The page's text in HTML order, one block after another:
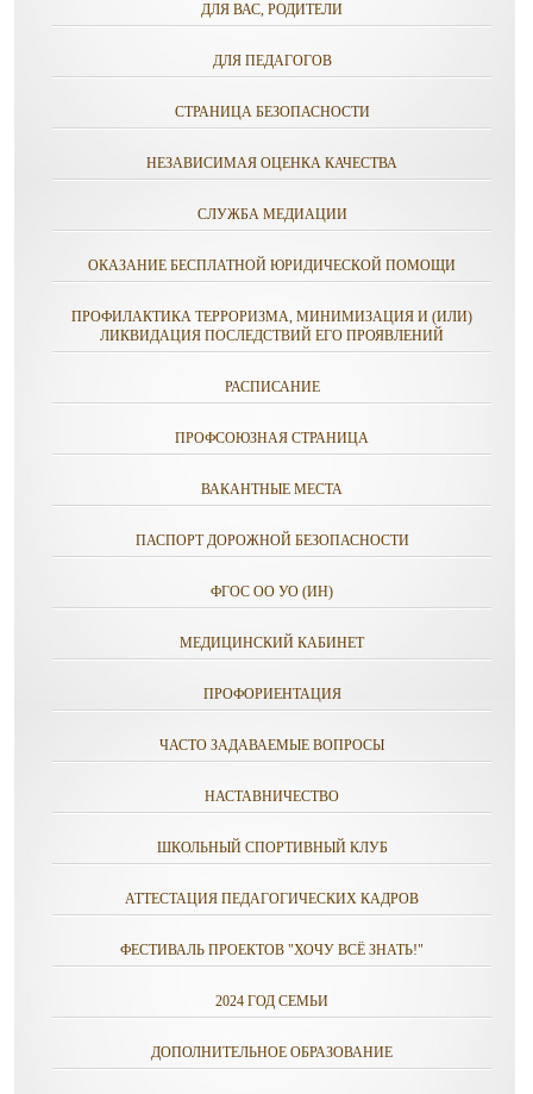
ДЛЯ ВАС, РОДИТЕЛИ
ДЛЯ ПЕДАГОГОВ
СТРАНИЦА БЕЗОПАСНОСТИ
НЕЗАВИСИМАЯ ОЦЕНКА КАЧЕСТВА
СЛУЖБА МЕДИАЦИИ
ОКАЗАНИЕ БЕСПЛАТНОЙ ЮРИДИЧЕСКОЙ ПОМОЩИ
ПРОФИЛАКТИКА ТЕРРОРИЗМА, МИНИМИЗАЦИЯ И (ИЛИ)
ЛИКВИДАЦИЯ ПОСЛЕДСТВИЙ ЕГО ПРОЯВЛЕНИЙ
РАСПИСАНИЕ
ПРОФСОЮЗНАЯ СТРАНИЦА
ВАКАНТНЫЕ МЕСТА
ПАСПОРТ ДОРОЖНОЙ БЕЗОПАСНОСТИ
ФГОС ОО УО (ИН)
МЕДИЦИНСКИЙ КАБИНЕТ
ПРОФОРИЕНТАЦИЯ
ЧАСТО ЗАДАВАЕМЫЕ ВОПРОСЫ
НАСТАВНИЧЕСТВО
ШКОЛЬНЫЙ СПОРТИВНЫЙ КЛУБ
АТТЕСТАЦИЯ ПЕДАГОГИЧЕСКИХ КАДРОВ
ФЕСТИВАЛЬ ПРОЕКТОВ "ХОЧУ ВСЁ ЗНАТЬ!"
2024 ГОД СЕМЬИ
ДОПОЛНИТЕЛЬНОЕ ОБРАЗОВАНИЕ